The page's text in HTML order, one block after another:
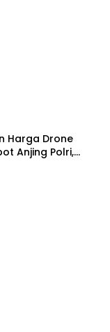
Harga Drone
Anjing Polri,